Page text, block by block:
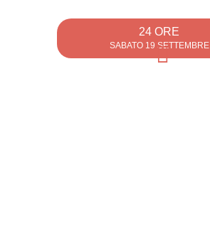
24 ORE
SABATO 19 SETTEMBRE